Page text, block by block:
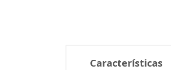
Características